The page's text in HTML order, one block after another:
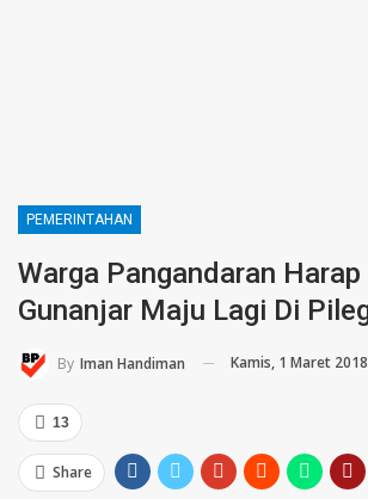
PEMERINTAHAN
Warga Pangandaran Harap
Gunanjar Maju Lagi Di
By Iman Handiman Kamis, 1 Maret 2018
13
Share